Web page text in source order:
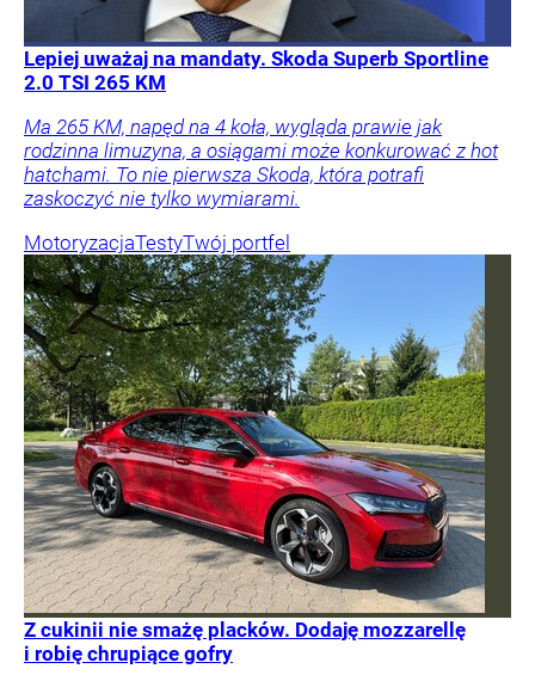
Lepiej uważaj na mandaty. Skoda Superb Sportline
2.0 TSI 265 KM
Ma 265 KM, napęd na 4 koła, wygląda prawie jak
rodzinna limuzyna, a osiągami może konkurować z hot
hatchami. To nie pierwsza Skoda, która potrafi
zaskoczyć nie tylko wymiarami.
MotoryzacjaTestyTwój portfel
Z cukinii nie smażę placków. Dodaję mozzarellę
i robię chrupiące gofry